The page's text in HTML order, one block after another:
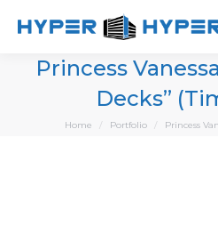
Princess
Decks”
You are here:
Home Portfolio Princess